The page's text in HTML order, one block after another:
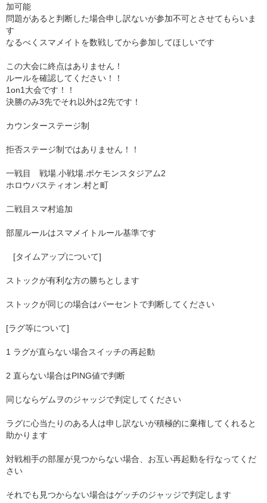
加可能
問題があると判断した場合申し訳ないが参加不可とさせてもらいま
す
なるべくスマメイトを数戦してから参加してほしいです
この大会に終点はありません！
ルールを確認してください！！
1on1大会です！！
決勝のみ3先でそれ以外は2先です！
カウンターステージ制
拒否ステージ制ではありません！！
一戦目 戦場.小戦場.ポケモンスタジアム2
ホロウバスティオン.村と町
二戦目スマ村追加
部屋ルールはスマメイトルール基準です
[タイムアップについて]
ストックが有利な方の勝ちとします
ストックが同じの場合はパーセントで判断してください
[ラグ等について]
1 ラグが直らない場合スイッチの再起動
2 直らない場合はPING値で判断
同じならゲムヲのジャッジで判定してください
ラグに心当たりのある人は申し訳ないが積極的に棄権してくれると
助かります
対戦相手の部屋が見つからない場合、お互い再起動を行なってくだ
さい
それでも見つからない場合はゲッチのジャッジで判定します